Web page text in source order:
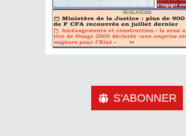
S'ABONNER